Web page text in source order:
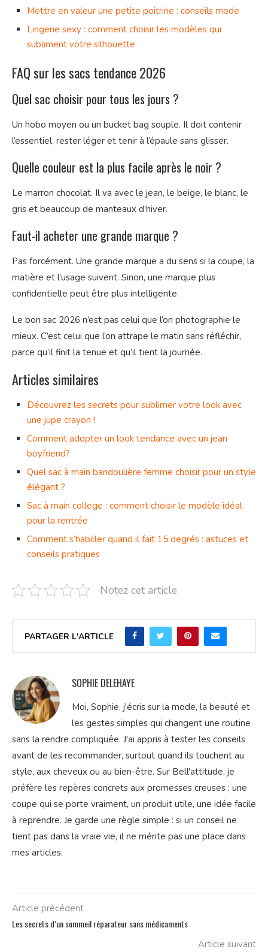
Mettre en valeur une petite poitrine : conseils mode
Lingerie sexy : comment choisir les modèles qui
subliment votre silhouette
FAQ sur les sacs tendance 2026
Quel sac choisir pour tous les jours ?
Un hobo moyen ou un bucket bag souple. Il doit contenir
l’essentiel, rester léger et tenir à l’épaule sans glisser.
Quelle couleur est la plus facile après le noir ?
Le marron chocolat. Il va avec le jean, le beige, le blanc, le
gris et beaucoup de manteaux d’hiver.
Faut-il acheter une grande marque ?
Pas forcément. Une grande marque a du sens si la coupe, la
matière et l’usage suivent. Sinon, une marque plus
confidentielle peut être plus intelligente.
Le bon sac 2026 n’est pas celui que l’on photographie le
mieux. C’est celui que l’on attrape le matin sans réfléchir,
parce qu’il finit la tenue et qu’il tient la journée.
Articles similaires
Découvrez les secrets pour sublimer votre look avec
une jupe crayon !
Comment adopter un look tendance avec un jean
boyfriend?
Quel sac à main bandoulière femme choisir pour un style
élégant ?
Sac à main college : comment choisir le modèle idéal
pour la rentrée
Comment s’habiller quand il fait 15 degrés : astuces et
conseils pratiques
Notez cet article
PARTAGER L'ARTICLE
SOPHIE DELEHAYE
Moi, Sophie, j'écris sur la mode, la beauté et
les gestes simples qui changent une routine
sans la rendre compliquée. J'ai appris à tester les conseils
avant de les recommander, surtout quand ils touchent au
style, aux cheveux ou au bien-être. Sur Bell'attitude, je
préfère les repères concrets aux promesses creuses : une
coupe qui se porte vraiment, un produit utile, une idée facile
à reprendre. Je garde une règle simple : si un conseil ne
tient pas dans la vraie vie, il ne mérite pas une place dans
mes articles.
Article précédent
Les secrets d’un sommeil réparateur sans médicaments
Article suivant